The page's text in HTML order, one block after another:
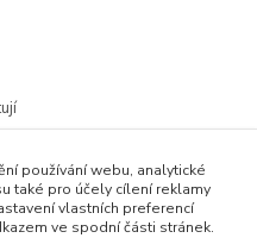
používání webu, analytické
také pro účely cílení reklamy
vlastních preferencí
ve spodní části stránek.